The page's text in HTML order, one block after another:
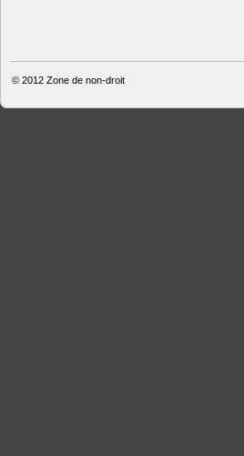
© 2012 Zone de non-droit